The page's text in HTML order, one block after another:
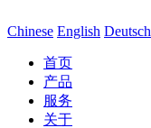
Chinese English Deutsch
首页
产品
服务
关于